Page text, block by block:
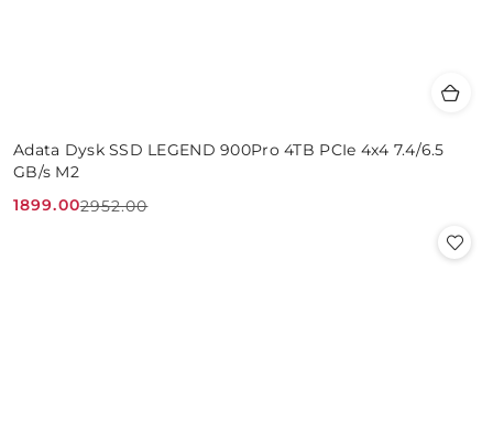
Adata Dysk SSD LEGEND 900Pro 4TB PCIe 4x4 7.4/6.5
GB/s M2
Cena
1899.00
Cena
2952.00